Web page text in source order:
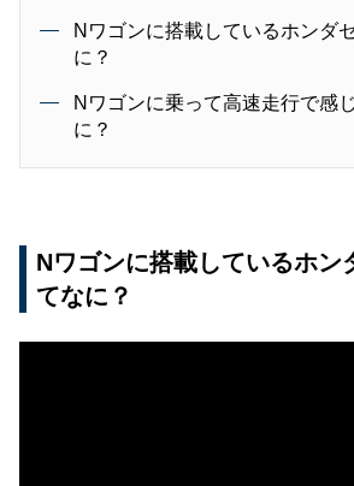
Nワゴンに搭載しているホンダ
に？
Nワゴンに乗って高速走行で感
に？
Nワゴンに搭載しているホン
てなに？